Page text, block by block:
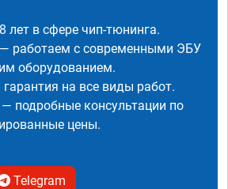
лет в сфере чип-тюнинга.
— работаем с современными ЭБУ
оборудованием.
на все виды работ.
подробные консультации по
цены.
Telegram